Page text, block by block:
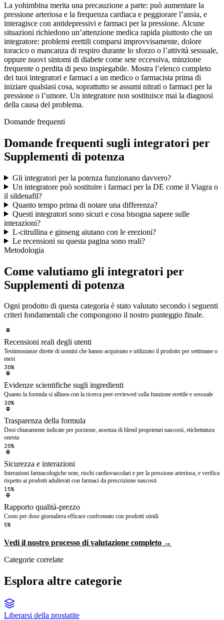
La yohimbina merita una precauzione a parte: può aumentare la
pressione arteriosa e la frequenza cardiaca e peggiorare l’ansia, e
interagisce con antidepressivi e farmaci per la pressione. Alcune
situazioni richiedono un’attenzione medica rapida piuttosto che un
integratore: problemi erettili comparsi improvvisamente, dolore
toracico o mancanza di respiro durante lo sforzo o l’attività sessuale,
oppure nuovi sintomi di diabete come sete eccessiva, minzione
frequente o perdita di peso inspiegabile. Mostra l’elenco completo
dei tuoi integratori e farmaci a un medico o farmacista prima di
iniziare qualsiasi cosa, soprattutto se assumi nitrati o farmaci per la
pressione o l’umore. Un integratore non sostituisce mai la diagnosi
della causa del problema.
Domande frequenti
Domande frequenti sugli integratori per
Supplementi di potenza
Gli integratori per la potenza funzionano davvero?
Un integratore può sostituire i farmaci per la DE come il Viagra o
il sildenafil?
Quanto tempo prima di notare una differenza?
Questi integratori sono sicuri e cosa bisogna sapere sulle
interazioni?
L-citrullina e ginseng aiutano con le erezioni?
Le recensioni su questa pagina sono reali?
Metodologia
Come valutiamo gli integratori per
Supplementi di potenza
Ogni prodotto di questa categoria è stato valutato secondo i seguenti
criteri fondamentali che compongono il nostro punteggio finale.
Recensioni reali degli utenti
Testimonianze dirette di uomini che hanno acquistato e utilizzato il prodotto per settimane o
mesi
30%
Evidenze scientifiche sugli ingredienti
Quanto la formula si allinea con la ricerca peer-reviewed sulla funzione erettile e sessuale
30%
Trasparenza della formula
Dosi chiaramente indicate per porzione, assenza di blend proprietari nascosti, etichettatura
onesta
20%
Sicurezza e interazioni
Interazioni farmacologiche note, rischi cardiovascolari e per la pressione arteriosa, e verifica
rispetto ai prodotti adulterati con farmaci da prescrizione nascosti
15%
Rapporto qualità-prezzo
Costo per dose giornaliera efficace confrontato con prodotti simili
5%
Vedi il nostro processo di valutazione completo →
Categorie correlate
Esplora altre categorie
Liberarsi della prostatite